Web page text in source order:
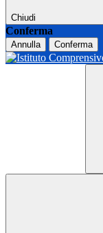
Chiudi
Conferma
Annulla Conferma